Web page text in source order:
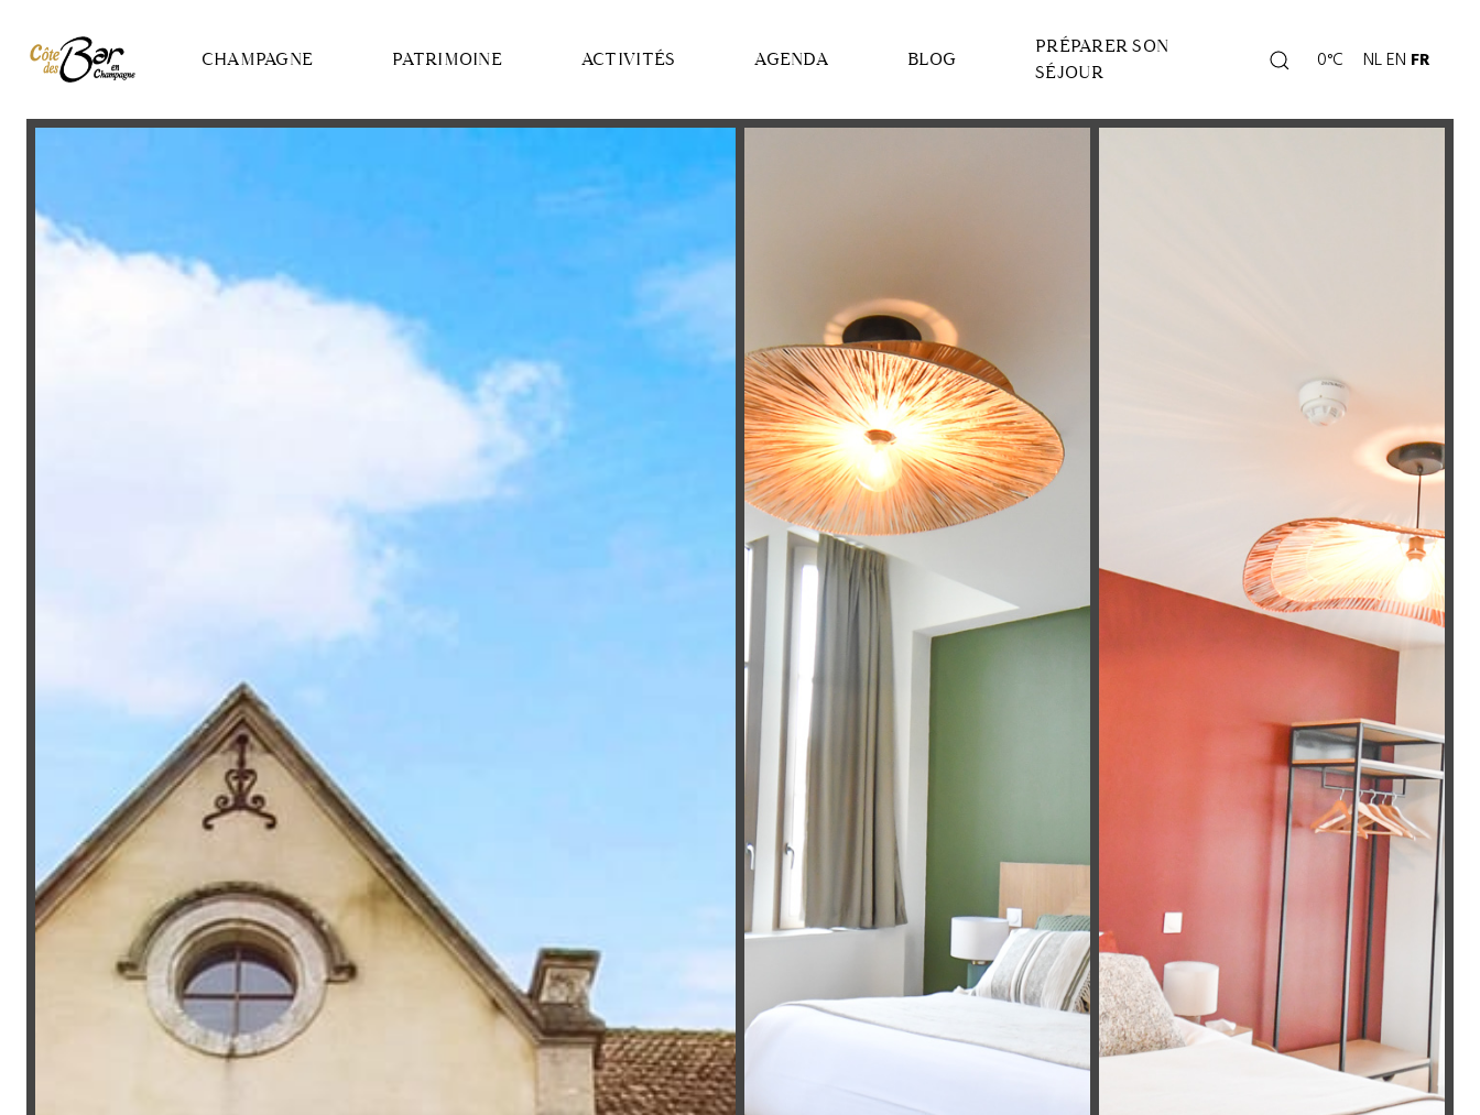
CHAMPAGNE PATRIMOINE ACTIVITÉS AGENDA BLOG
PRÉPARER SON
SÉJOUR
Rechercher
0°C
Page
NLEN FR